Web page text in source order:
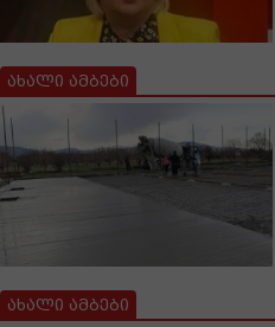
ახალი ამბები
ახალი ამბები